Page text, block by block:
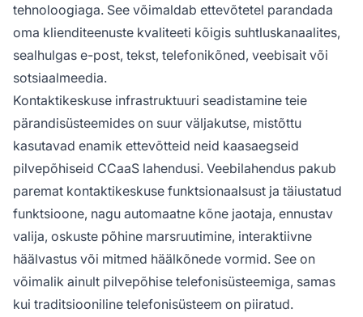
tehnoloogiaga. See võimaldab ettevõtetel parandada
oma klienditeenuste kvaliteeti kõigis suhtluskanaalites,
sealhulgas e-post, tekst, telefonikõned, veebisait või
sotsiaalmeedia.
Kontaktikeskuse infrastruktuuri seadistamine teie
pärandisüsteemides on suur väljakutse, mistõttu
kasutavad enamik ettevõtteid neid kaasaegseid
pilvepõhiseid CCaaS lahendusi. Veebilahendus pakub
paremat kontaktikeskuse funktsionaalsust ja täiustatud
funktsioone, nagu automaatne kõne jaotaja, ennustav
valija, oskuste põhine marsruutimine, interaktiivne
häälvastus või mitmed häälkõnede vormid. See on
võimalik ainult pilvepõhise telefonisüsteemiga, samas
kui traditsiooniline telefonisüsteem on piiratud.